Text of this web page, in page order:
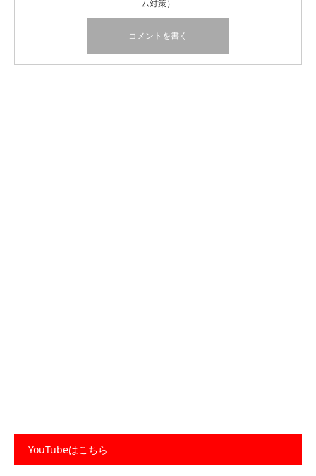
ム対策）
YouTubeはこちら